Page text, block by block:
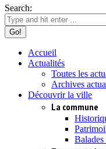
Search:
Accueil
Actualités
Toutes les
Archives
Découvrir la ville
La commune